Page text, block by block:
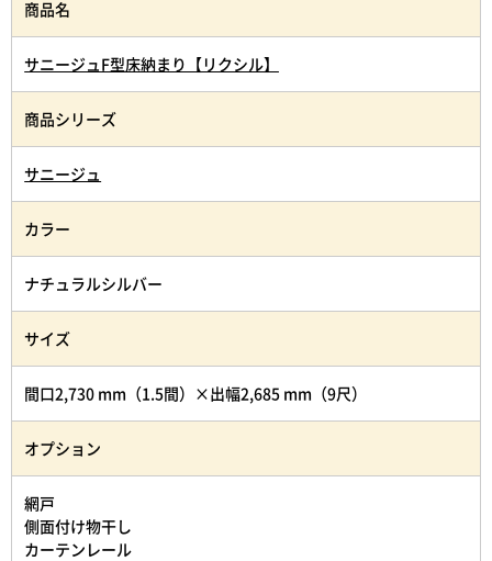
商品名
サニージュF型床納まり【リクシル】
商品シリーズ
サニージュ
カラー
ナチュラルシルバー
サイズ
間口2,730 mm（1.5間）×出幅2,685 mm（9尺）
オプション
網戸
側面付け物干し
カーテンレール